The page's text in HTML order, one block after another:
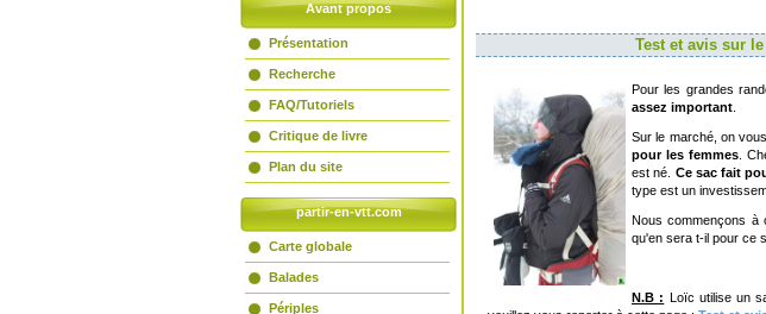
Avant propos
Présentation
Recherche
FAQ/Tutoriels
Critique de livre
Plan du site
partir-en-vtt.com
Carte globale
Balades
Périples
Test et avis sur
Pour les grandes
assez important
Sur le marché, on
pour les femmes.
est né. Ce sac fait
type est un
Nous commençons à
qu'en sera t-il pour ce
N.B : Loïc utilise un